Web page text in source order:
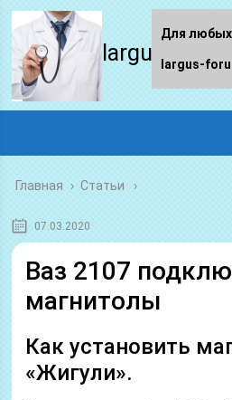
largus-
Главная › Статьи
07.03.2020
Ваз 2107
магнитолы
Как установить
«Жигули».
Для любых
largus-